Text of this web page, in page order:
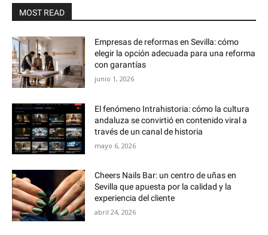
MOST READ
Empresas de reformas en Sevilla: cómo
elegir la opción adecuada para una reforma
con garantías
junio 1, 2026
El fenómeno Intrahistoria: cómo la cultura
andaluza se convirtió en contenido viral a
través de un canal de historia
mayo 6, 2026
Cheers Nails Bar: un centro de uñas en
Sevilla que apuesta por la calidad y la
experiencia del cliente
abril 24, 2026